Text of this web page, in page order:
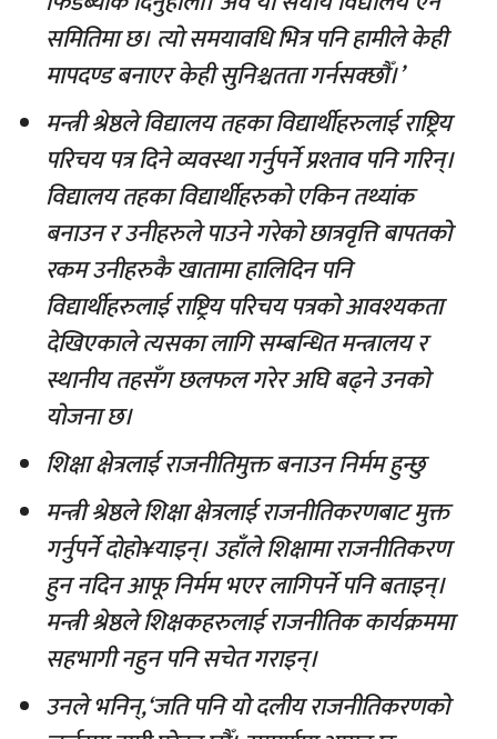
समितिमा छ। त्यो समयावधि भित्र पनि हामीले केही
मापदण्ड बनाएर केही सुनिश्चतता गर्नसक्छौँ।’
मन्त्री श्रेष्ठले विद्यालय तहका विद्यार्थीहरुलाई राष्ट्रिय
परिचय पत्र दिने व्यवस्था गर्नुपर्ने प्रश्ताव पनि गरिन्।
विद्यालय तहका विद्यार्थीहरुको एकिन तथ्यांक
बनाउन र उनीहरुले पाउने गरेको छात्रवृत्ति बापतको
रकम उनीहरुकै खातामा हालिदिन पनि
विद्यार्थीहरुलाई राष्ट्रिय परिचय पत्रको आवश्यकता
देखिएकाले त्यसका लागि सम्बन्धित मन्त्रालय र
स्थानीय तहसँग छलफल गरेर अघि बढ्ने उनको
योजना छ।
शिक्षा क्षेत्रलाई राजनीतिमुक्त बनाउन निर्मम हुन्छु
मन्त्री श्रेष्ठले शिक्षा क्षेत्रलाई राजनीतिकरणबाट मुक्त
गर्नुपर्ने दोहो¥याइन्। उहाँले शिक्षामा राजनीतिकरण
हुन नदिन आफू निर्मम भएर लागिपर्ने पनि बताइन्।
मन्त्री श्रेष्ठले शिक्षकहरुलाई राजनीतिक कार्यक्रममा
सहभागी नहुन पनि सचेत गराइन्।
उनले भनिन्,‘जति पनि यो दलीय राजनीतिकरणको